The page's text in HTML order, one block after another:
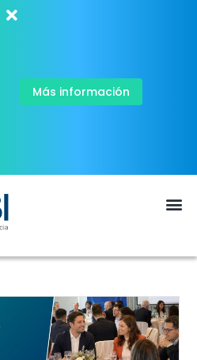
Más información